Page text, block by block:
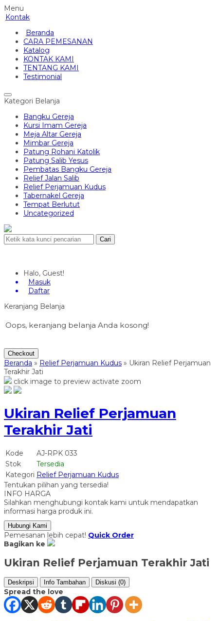
Menu
Kontak
Beranda
CARA PEMESANAN
Katalog
KONTAK KAMI
TENTANG KAMI
Testimonial
Kategori Belanja
Bangku Gereja
Kursi Imam Gereja
Meja Altar Gereja
Mimbar Gereja
Patung Rohani Katolik
Patung Salib Yesus
Pembatas Bangku Gereja
Relief Jalan Salib
Relief Perjamuan Kudus
Tabernakel Gereja
Tempat Berlutut
Uncategorized
Cari
Halo, Guest!
Masuk
Daftar
Keranjang Belanja
Oops, keranjang belanja Anda kosong!
Checkout
Beranda » Relief Perjamuan Kudus » Ukiran Relief Perjamuan
Terakhir Jati
click image to preview activate zoom
Ukiran Relief Perjamuan
Terakhir Jati
Kode
AJ-RPK 033
Stok
Tersedia
Kategori Relief Perjamuan Kudus
Tentukan pilihan yang tersedia!
INFO HARGA
Silahkan menghubungi kontak kami untuk mendapatkan
informasi harga produk ini.
Hubungi Kami
Pemesanan lebih cepat! Quick Order
Bagikan ke
Ukiran Relief Perjamuan Terakhir Jati
Deskripsi Info Tambahan Diskusi (0)
Spread the love